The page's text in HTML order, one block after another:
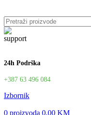
24h Podrška
+387 63 496 084
Izbornik
0 proizvoda 0,00 KM